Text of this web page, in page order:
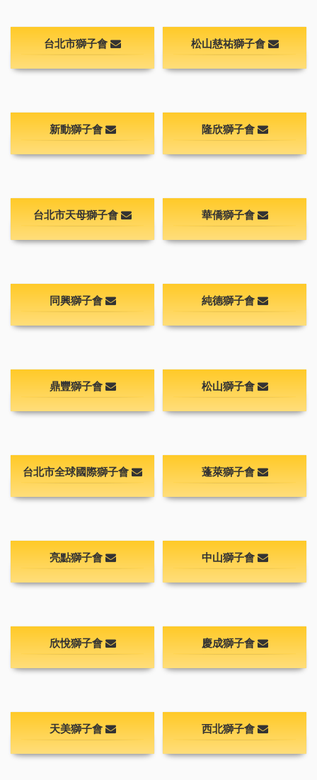
台北市獅子會 松山慈祐獅子會
新動獅子會 隆欣獅子會
台北市天母獅子會 華僑獅子會
同興獅子會 純德獅子會
鼎豐獅子會 松山獅子會
台北市全球國際獅子會 蓬萊獅子會
亮點獅子會 中山獅子會
欣悅獅子會 慶成獅子會
天美獅子會 西北獅子會